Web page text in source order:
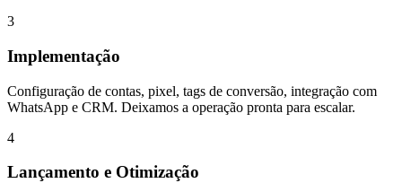
3
Implementação
Configuração de contas, pixel, tags de conversão, integração com
WhatsApp e CRM. Deixamos a operação pronta para escalar.
4
Lançamento e Otimização